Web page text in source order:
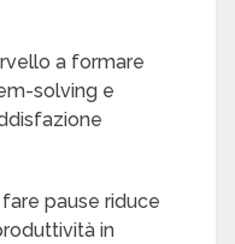
a formare
solving e
pause riduce
in